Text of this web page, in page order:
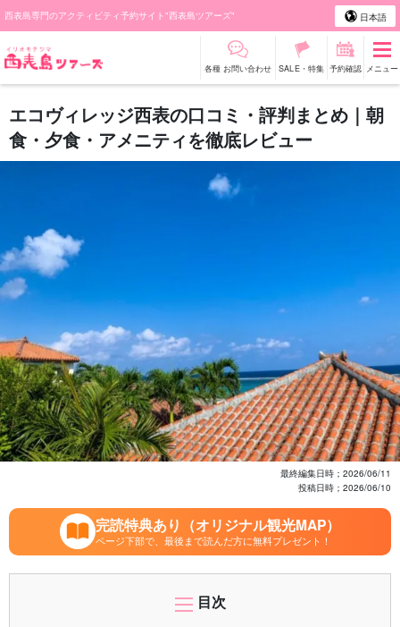
西表島専門のアクティビティ予約サイト"西表島ツアーズ" 日本語
各種 お問い合わせ SALE・特集 予約確認 メニュー
エコヴィレッジ西表の口コミ・評判まとめ｜朝
食・夕食・アメニティを徹底レビュー
最終編集日時； 2026/06/11
投稿日時； 2026/06/10
完読特典あり（オリジナル観光MAP）
ページ下部で、最後まで読んだ方に無料プレゼント！
目次